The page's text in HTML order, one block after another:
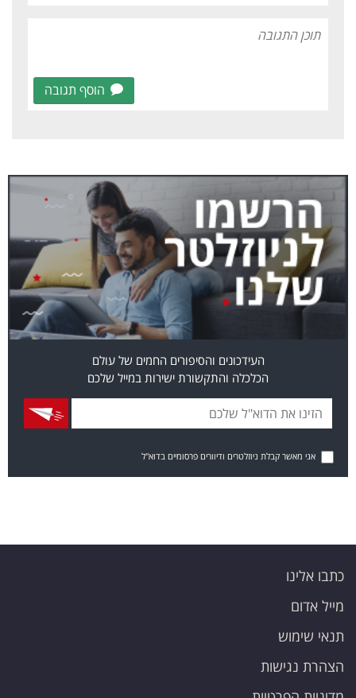
הוסף תגובה
העידכונים והסיפורים החמים של עולם
הכלכלה והתקשורת ישירות במייל שלכם
אני מאשר קבלת ניוזלטרים ודיוורים פרסומיים בדוא"ל
כתבו אלינו
מייל אדום
תנאי שימוש
הצהרת נגישות